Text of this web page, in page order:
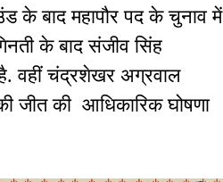
के बाद महापौर पद के चुनाव में
के बाद संजीव सिंह
वहीं चंद्रशेखर अग्रवाल
जीत की आधिकारिक घोषणा